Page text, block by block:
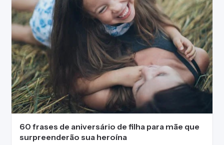
60 frases de aniversário de filha para mãe que
surpreenderão sua heroína